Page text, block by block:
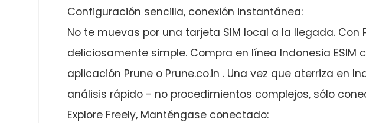
Configuración sencilla, conexión instantánea:
No te muevas por una tarjeta SIM local a la llegada. Con
deliciosamente simple. Compra en línea Indonesia
aplicación Prune o Prune.co.in . Una vez que aterriza en
análisis rápido - no procedimientos complejos, sólo
Explore Freely, Manténgase conectado: